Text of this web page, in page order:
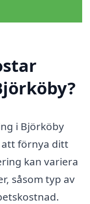
i Björköby
förnya ditt
kan variera
såsom typ av